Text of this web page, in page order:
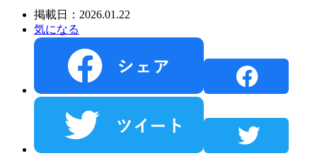
掲載日：2026.01.22
気になる